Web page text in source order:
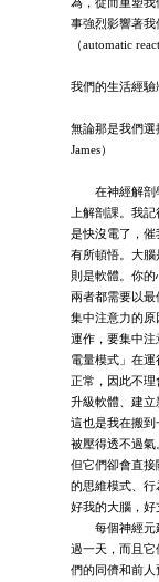
事強烈影響著
（automatic
我們的生活經驗
無論那是我們
James）
在神經解剖學
上解剖課。我
是快沒電了，催
有所頓悟。大
則是軟體。你的
兩者都需要以
集中注意力的
運作，要集中
電量模式」在
正常，因此不
升級軟體、建立
這也是我在搬
被壓得透不過氣
但它們卻會直
的思維模式、
好我的大腦，好
每個神經元建
過一天，而且
們的同儕和前